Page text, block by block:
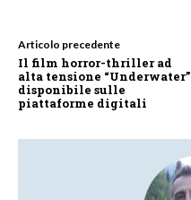
Articolo precedente
Il film horror-thriller ad
alta tensione “Underwater”
disponibile sulle
piattaforme digitali